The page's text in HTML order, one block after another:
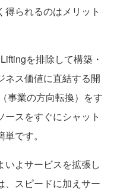
られるのはメリット
を排除して構築・
ネス価値に直結する開
事業の方向転換）をす
スをすぐにシャット
です。
よサービスを拡張し
、スピードに加えサー